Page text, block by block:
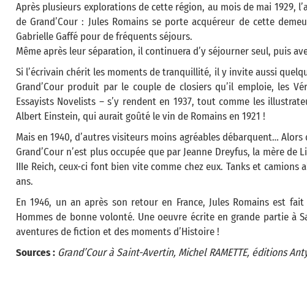
Après plusieurs explorations de cette région, au mois de mai 1929,
de Grand’Cour : Jules Romains se porte acquéreur de cette
Gabrielle Gaffé pour de fréquents séjours.
Même après leur séparation, il continuera d’y séjourner seul, puis
Si l’écrivain chérit les moments de tranquillité, il y invite aussi
Grand’Cour produit par le couple de closiers qu’il emploie, les
Essayists Novelists – s’y rendent en 1937, tout comme les
Albert Einstein, qui aurait goûté le vin de Romains en 1921 !
Mais en 1940, d’autres visiteurs moins agréables débarquent…
Grand’Cour n’est plus occupée que par Jeanne Dreyfus, la mère de
IIIe Reich, ceux-ci font bien vite comme chez eux. Tanks et
ans.
En 1946, un an après son retour en France, Jules Romains est
Hommes de bonne volonté. Une oeuvre écrite en grande partie
aventures de fiction et des moments d’Histoire !
Sources : Grand’Cour à Saint-Avertin, Michel RAMETTE, éditions